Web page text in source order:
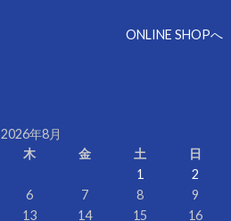
ONLINE SHOPへ
2026年8月
木 金 土
日
1
2
6 7 8
9
13 14 15 16